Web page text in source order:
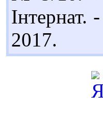
Інтернат.
2017.